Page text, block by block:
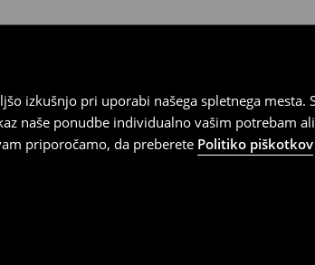
izkušnjo pri uporabi našega spletnega
naše ponudbe individualno vašim potrebam
priporočamo, da preberete Politiko piškotkov